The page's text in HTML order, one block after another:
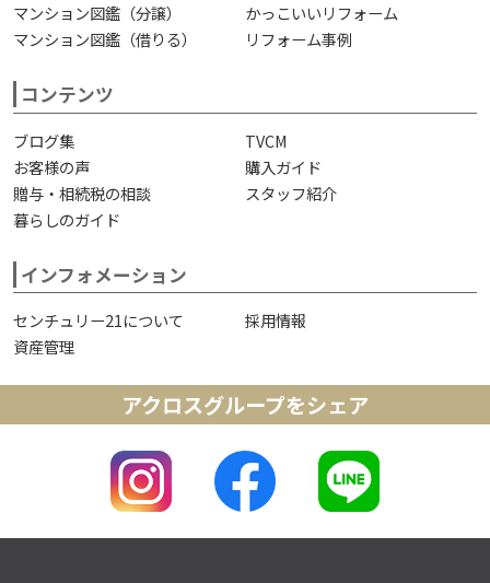
マンション図鑑（分譲）
かっこいいリフォーム
マンション図鑑（借りる）
リフォーム事例
コンテンツ
ブログ集
TVCM
お客様の声
購入ガイド
贈与・相続税の相談
スタッフ紹介
暮らしのガイド
インフォメーション
センチュリー21について
採用情報
資産管理
アクロスグループをシェア